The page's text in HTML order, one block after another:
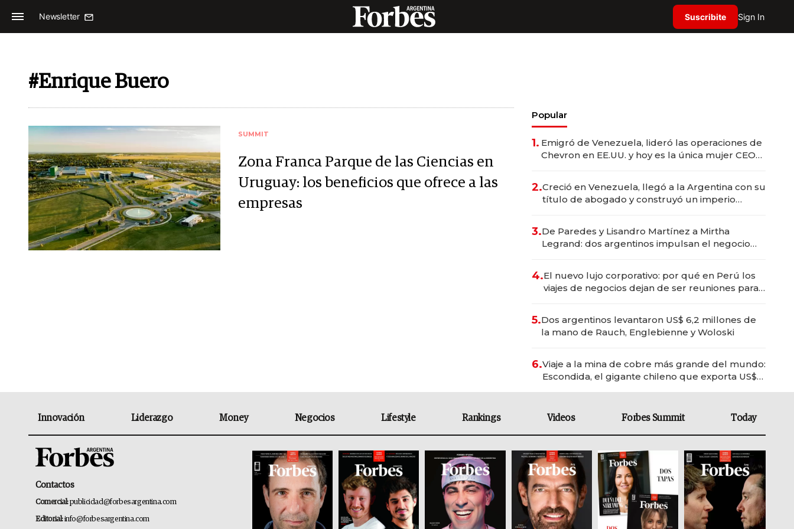
Newsletter Suscribite Sign In
#Enrique Buero
SUMMIT
Zona Franca Parque de las Ciencias en
Uruguay: los beneficios que ofrece a las
empresas
Popular
1. Emigró de Venezuela, lideró las operaciones de
Chevron en EE.UU. y hoy es la única mujer CEO
2.Creció en Venezuela, llegó a la Argentina con su
título de abogado y construyó un imperio
3.De Paredes y Lisandro Martínez a Mirtha
Legrand: dos argentinos impulsan el negocio
4.El nuevo lujo corporativo: por qué en Perú los
viajes de negocios dejan de ser reuniones para
5.Dos argentinos levantaron US$ 6,2 millones de
la mano de Rauch, Englebienne y Woloski
6.Viaje a la mina de cobre más grande del mundo:
Escondida, el gigante chileno que exporta US$
Innovación Liderazgo Money Negocios Lifestyle Rankings Videos Forbes Summit Today
Contactos
Comercial:publicidad@forbesargentina.com
Editorial:info@forbesargentina.com